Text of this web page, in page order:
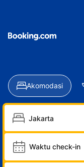
Akomodasi
Waktu check-in